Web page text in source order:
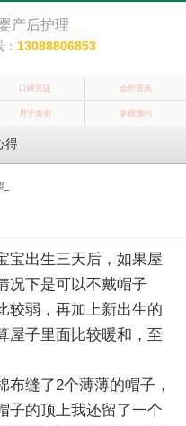
产后护理
13088806853
口碑见证 会所资讯
月子食谱 参观预约
得
宝出生三天后，如果屋
况下是可以不戴帽子
较弱，再加上新出生的
屋子里面比较暖和，至
缝了2个薄薄的帽子，
子的顶上我还留了一个